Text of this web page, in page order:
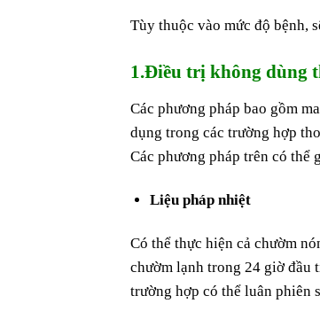
Tùy thuộc vào mức độ bệnh,
1.Điều trị không dùng
Các phương pháp bao gồm
dụng trong các trường hợp
Các phương pháp trên có thể
Liệu pháp nhiệt
Có thể thực hiện cả chườm
chườm lạnh trong 24 giờ đầu
trường hợp có thể luân phiên